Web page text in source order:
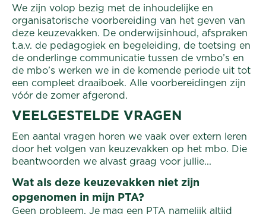
We zijn volop bezig met de inhoudelijke en
organisatorische voorbereiding van het geven van
deze keuzevakken. De onderwijsinhoud, afspraken
t.a.v. de pedagogiek en begeleiding, de toetsing en
de onderlinge communicatie tussen de vmbo’s en
de mbo’s werken we in de komende periode uit tot
een compleet draaiboek. Alle voorbereidingen zijn
vóór de zomer afgerond.
VEELGESTELDE VRAGEN
Een aantal vragen horen we vaak over extern leren
door het volgen van keuzevakken op het mbo. Die
beantwoorden we alvast graag voor jullie...
Wat als deze keuzevakken niet zijn
opgenomen in mijn PTA?
Geen probleem. Je mag een PTA namelijk altijd